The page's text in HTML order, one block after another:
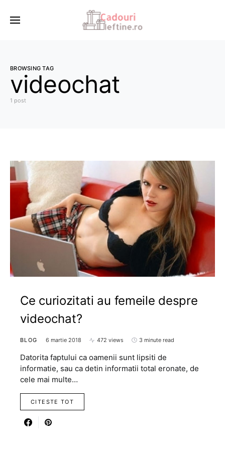
BROWSING TAG
videochat
1 post
Ce curiozitati au femeile despre
videochat?
BLOG 6 martie 2018 472 views 3 minute read
Datorita faptului ca oamenii sunt lipsiti de
informatie, sau ca detin informatii total eronate, de
cele mai multe…
CITESTE TOT